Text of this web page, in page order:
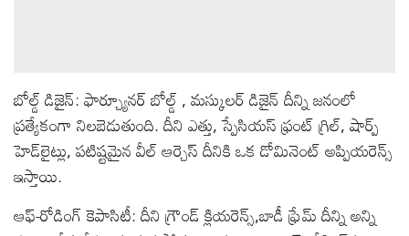
బోల్డ్ డిజైన్: ఫార్చ్యూనర్ బోల్డ్ , మస్కులర్ డిజైన్ దీన్ని జనంలో
ప్రత్యేకంగా నిలబెడుతుంది. దీని ఎత్తు, స్పేసియస్ ఫ్రంట్ గ్రిల్, షార్ప్
హెడ్‌లైట్లు, పటిష్టమైన వీల్ ఆర్చెస్ దీనికి ఒక డోమినెంట్ అప్పియరెన్స్
ఇస్తాయి.
ఆఫ్-రోడింగ్ కెపాసిటీ: దీని గ్రౌండ్ క్లియరెన్స్,బాడీ ఫ్రేమ్ దీన్ని అన్ని